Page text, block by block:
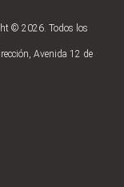
© 2026. Todos los
Avenida 12 de